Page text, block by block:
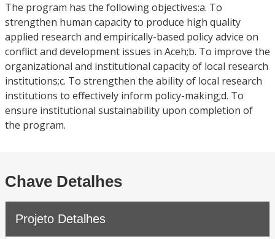
The program has the following objectives:a. To
strengthen human capacity to produce high quality
applied research and empirically-based policy advice on
conflict and development issues in Aceh;b. To improve the
organizational and institutional capacity of local research
institutions;c. To strengthen the ability of local research
institutions to effectively inform policy-making;d. To
ensure institutional sustainability upon completion of
the program.
Chave Detalhes
Projeto Detalhes